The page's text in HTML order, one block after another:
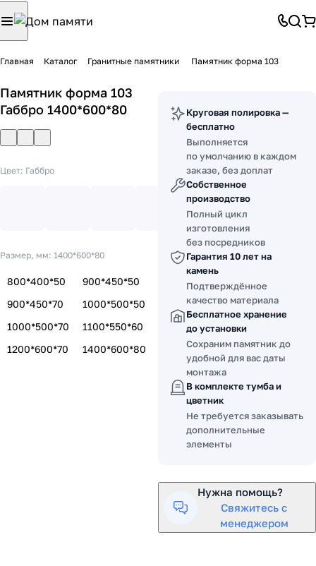
Главная Каталог Гранитные памятники Памятник форма 103
Памятник форма 103
Габбро 1400*600*80
Цвет: Габбро
Размер, мм: 1400*600*80
800*400*50
900*450*50
900*450*70
1000*500*50
1000*500*70
1100*550*60
1200*600*70
1400*600*80
Круговая полировка —
бесплатно
Выполняется
по умолчанию в каждом
заказе, без доплат
Собственное
производство
Полный цикл
изготовления
без посредников
Гарантия 10 лет на
камень
Подтверждённое
качество материала
Бесплатное хранение
до установки
Сохраним памятник до
удобной для вас даты
монтажа
В комплекте тумба и
цветник
Не требуется заказывать
дополнительные
элементы
Нужна помощь?
Свяжитесь с
менеджером